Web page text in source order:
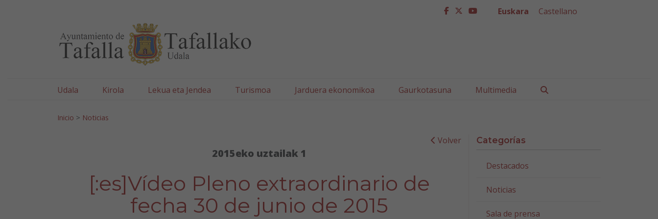
facebook
twitter
youtube
Euskara Castellano
Udala Kirola Lekua eta Jendea Turismoa Jarduera ekonomikoa Gaurkotasuna Multimedia
Inicio > Noticias
Volver
2015eko uztailak 1
[:es]Vídeo Pleno extraordinario de
fecha 30 de junio de 2015
Categorías
Destacados
Noticias
Sala de prensa